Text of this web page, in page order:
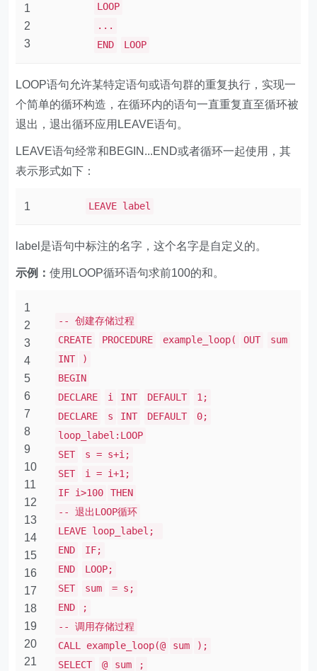
1
2
3
LOOP
...
END
LOOP
LOOP语句允许某特定语句或语句群的重复执行，实现一
个简单的循环构造，在循环内的语句一直重复直至循环被
退出，退出循环应用LEAVE语句。
LEAVE语句经常和BEGIN...END或者循环一起使用，其
表示形式如下：
1 LEAVE label
label是语句中标注的名字，这个名字是自定义的。
示例：使用LOOP循环语句求前100的和。
1
2
3
4
5
6
7
8
9
10
11
12
13
14
15
16
17
18
19
20
21
-- 创建存储过程
CREATE
PROCEDURE example_loop( OUT
sum
INT
)
BEGIN
DECLARE
i INT DEFAULT
1;
DECLARE
s INT DEFAULT
0;
loop_label:LOOP
SET
s = s+i;
SET
i = i+1;
IF i>100
THEN
-- 退出LOOP循环
LEAVE loop_label;
END
IF;
END
LOOP;
SET
sum
= s;
END
;
-- 调用存储过程
CALL example_loop(@
sum
);
SELECT
@ sum ;